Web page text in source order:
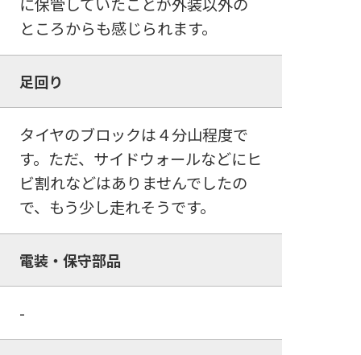
ところからも感じられます。
足回り
タイヤのブロックは４分山程度で
す。ただ、サイドウォールなどにヒ
ビ割れなどはありませんでしたの
で、もう少し走れそうです。
電装・保守部品
-